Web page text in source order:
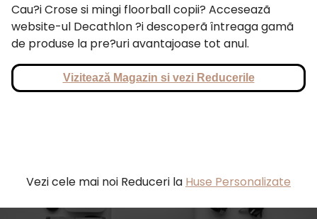
Cau?i Crose si mingi floorball copii? Acceseazã
website-ul Decathlon ?i descoperã întreaga gamã
de produse la pre?uri avantajoase tot anul.
Vizitează Magazin si vezi Reducerile
Vezi cele mai noi Reduceri la Huse Personalizate